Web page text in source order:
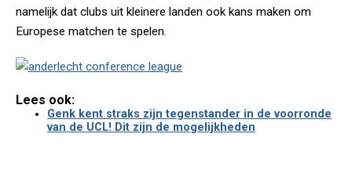
namelijk dat clubs uit kleinere landen ook kans maken om
Europese matchen te spelen.
Lees ook:
Genk kent straks zijn tegenstander in de voorronde
van de UCL! Dit zijn de mogelijkheden